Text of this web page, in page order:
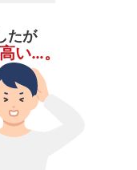
たが
い…。